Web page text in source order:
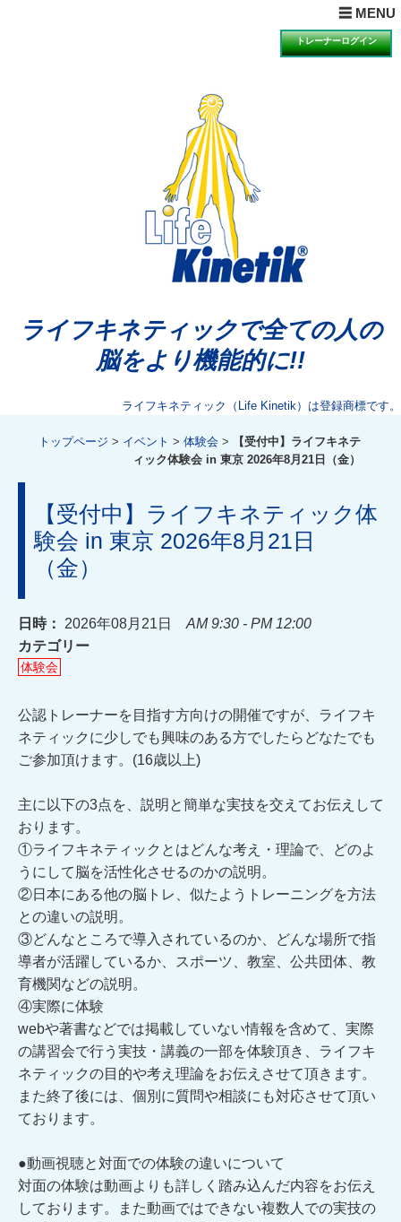
トレーナーログイン
ライフキネティックで全ての人の
脳をより機能的に!!
ライフキネティック（Life Kinetik）は登録商標です。
☰ MENU
× MENUを閉じる
理論とは
ライフキネティックQ&A
期待できる効果
科学的検証の一例
講習会の受講について
講習会のお知らせと申込
動画視聴による説明・体験のお知らせと申込
体験会のお知らせと申込
公認トレーナー紹介
ライセンス再取得希望者へ
トップページ > イベント > 体験会 >
【受付中】ライフキネテ
ィック体験会 in 東京 2026年8月21日（金）
【受付中】ライフキネティック体
験会 in 東京 2026年8月21日
（金）
日時： 2026年08月21日 AM 9:30 - PM 12:00
カテゴリー
体験会
公認トレーナーを目指す方向けの開催ですが、ライフキ
ネティックに少しでも興味のある方でしたらどなたでも
ご参加頂けます。(16歳以上)
主に以下の3点を、説明と簡単な実技を交えてお伝えして
おります。
①ライフキネティックとはどんな考え・理論で、どのよ
うにして脳を活性化させるのかの説明。
②日本にある他の脳トレ、似たようトレーニングを方法
との違いの説明。
③どんなところで導入されているのか、どんな場所で指
導者が活躍しているか、スポーツ、教室、公共団体、教
育機関などの説明。
④実際に体験
webや著書などでは掲載していない情報を含めて、実際
の講習会で行う実技・講義の一部を体験頂き、ライフキ
ネティックの目的や考え理論をお伝えさせて頂きます。
また終了後には、個別に質問や相談にも対応させて頂い
ております。
●動画視聴と対面での体験の違いについて
対面の体験は動画よりも詳しく踏み込んだ内容をお伝え
しております。また動画ではできない複数人での実技の